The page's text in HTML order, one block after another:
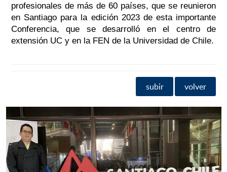
profesionales de más de 60 países, que se reunieron
en Santiago para la edición 2023 de esta importante
Conferencia, que se desarrolló en el centro de
extensión UC y en la FEN de la Universidad de Chile.
subir volver